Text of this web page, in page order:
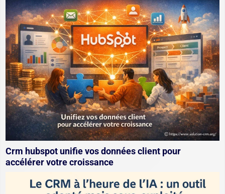
Crm hubspot unifie vos données client pour
accélérer votre croissance